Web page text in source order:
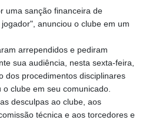
uma sanção financeira de
anunciou o clube em um
arrependidos e pediram
sua audiência, nesta sexta-feira,
dos procedimentos disciplinares
clube em seu comunicado.
desculpas ao clube, aos
técnica e aos torcedores e